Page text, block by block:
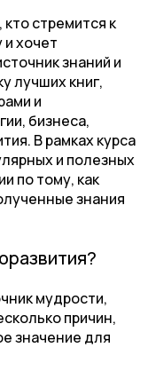
стремится к
хочет
знаний и
лучших книг,
и
бизнеса,
В рамках курса
и полезных
по тому, как
знания
мудрости,
причин,
значение для